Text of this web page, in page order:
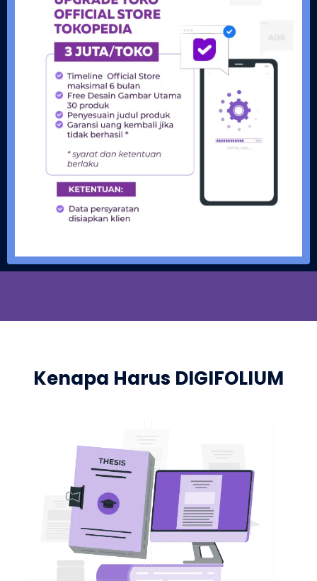
Kenapa Harus DIGIFOLIUM